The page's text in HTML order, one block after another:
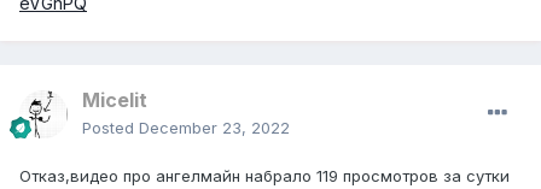
Micelit
Posted December 23, 2022
Отказ,видео про ангелмайн набрало 119 просмотров за сутки